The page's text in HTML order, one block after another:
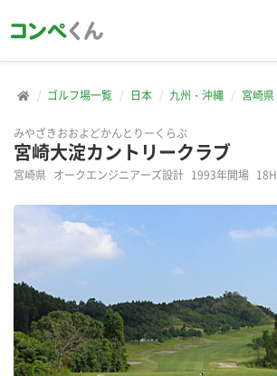
ゴルフ場一覧 日本 九州・沖縄 宮崎県
みやざきおおよどかんとりーくらぶ
宮崎大淀カントリークラブ
宮崎県 オークエンジニアーズ設計 1993年開場 18H